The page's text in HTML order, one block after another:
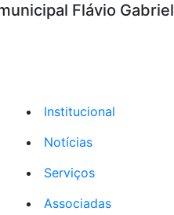
Flávio
Institucional
Notícias
Serviços
Associadas